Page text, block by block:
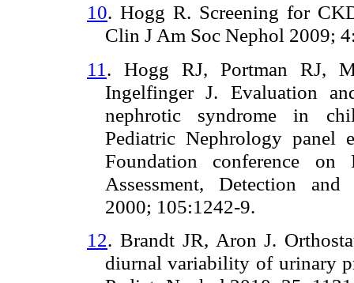
10. Hogg R. Screening for
Clin J Am Soc Nephol 2009;
11 . Hogg RJ, Portman RJ,
Ingelfinger J. Evaluation
nephrotic syndrome in
Pediatric Nephrology panel
Foundation conference
Assessment, Detection
2000; 105:1242-9.
12. Brandt JR, Aron J.
diurnal variability of urinary